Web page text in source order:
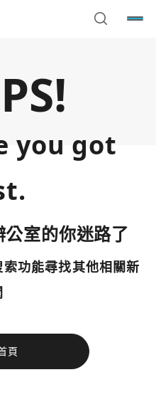
you got
室的你迷路了
功能尋找其他相關新
頁
號繼續
鈕或空白處，即可回到加密